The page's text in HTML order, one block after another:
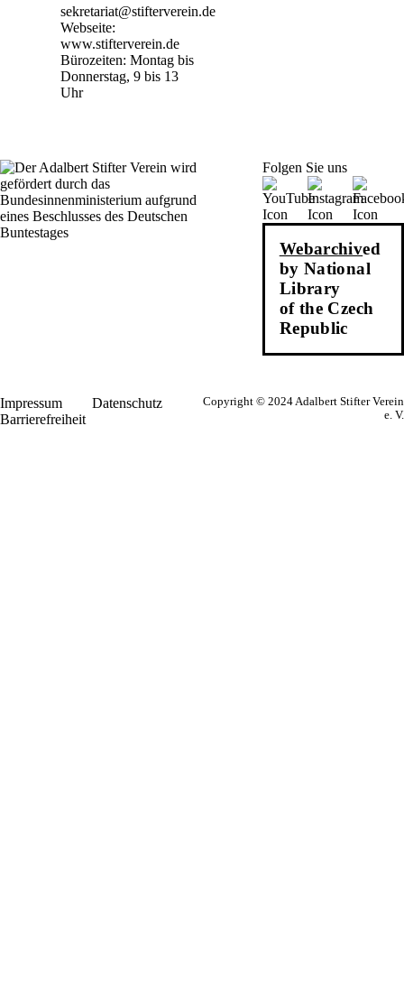
sekretariat@stifterverein.de
Webseite:
www.stifterverein.de
Bürozeiten: Montag bis
Donnerstag, 9 bis 13
Uhr
Folgen Sie uns
Webarchived
by National
Library
of the Czech
Republic
Impressum
Datenschutz
Barrierefreiheit
Copyright © 2024 Adalbert Stifter Verein
e. V.